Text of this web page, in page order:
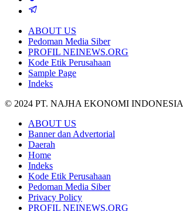
ABOUT US
Pedoman Media Siber
PROFIL NEINEWS.ORG
Kode Etik Perusahaan
Sample Page
Indeks
© 2024 PT. NAJHA EKONOMI INDONESIA
ABOUT US
Banner dan Advertorial
Daerah
Home
Indeks
Kode Etik Perusahaan
Pedoman Media Siber
Privacy Policy
PROFIL NEINEWS.ORG